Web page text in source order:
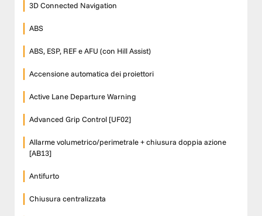
3D Connected Navigation
ABS
ABS, ESP, REF e AFU (con Hill Assist)
Accensione automatica dei proiettori
Active Lane Departure Warning
Advanced Grip Control [UF02]
Allarme volumetrico/perimetrale + chiusura doppia azione
[AB13]
Antifurto
Chiusura centralizzata